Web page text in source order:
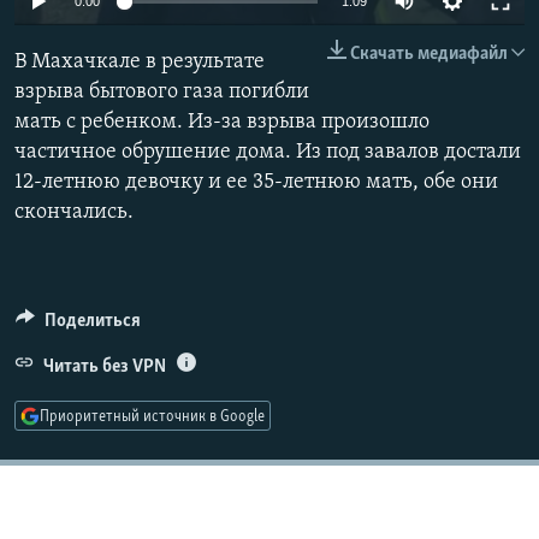
РАСПИСАНИЕ ВЕЩАНИЯ
ПОДПИШИТЕСЬ НА РАССЫЛКУ
СОЦИАЛЬНЫЕ СЕТИ
Скачать медиафайл
В Махачкале в результате
взрыва бытового газа погибли
мать с ребенком. Из-за взрыва произошло
частичное обрушение дома. Из под завалов достали
12-летнюю девочку и ее 35-летнюю мать, обе они
скончались.
Поделиться
Читать без VPN
Приоритетный источник в Google